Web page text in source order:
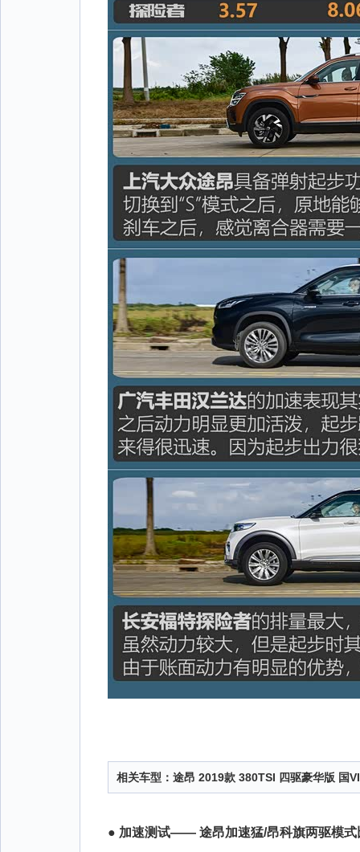
相关车型： 途昂 2019款 380TSI 四驱豪华版 国VI
● 加速测试—— 途昂加速猛/昂科旗两驱模式